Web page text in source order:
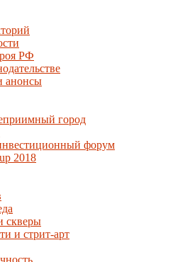
РФ
анонсы
город
форум
2018
скверы
и стрит-арт